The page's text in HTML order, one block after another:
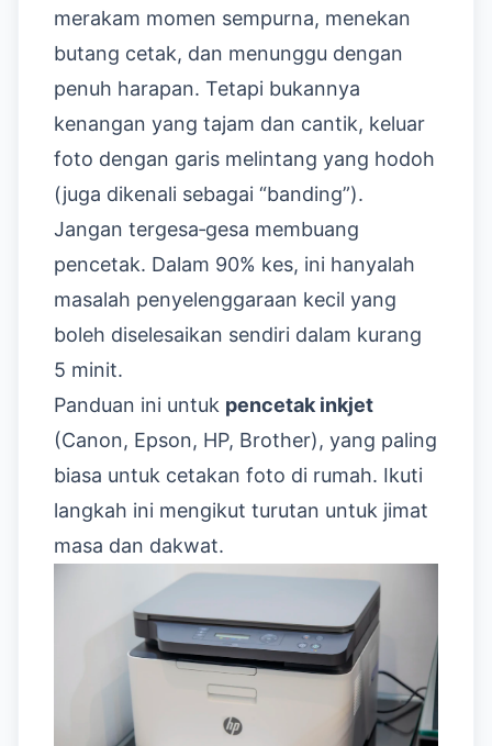
merakam momen sempurna, menekan
butang cetak, dan menunggu dengan
penuh harapan. Tetapi bukannya
kenangan yang tajam dan cantik, keluar
foto dengan garis melintang yang hodoh
(juga dikenali sebagai “banding”).
Jangan tergesa‑gesa membuang
pencetak. Dalam 90% kes, ini hanyalah
masalah penyelenggaraan kecil yang
boleh diselesaikan sendiri dalam kurang
5 minit.
Panduan ini untuk pencetak inkjet
(Canon, Epson, HP, Brother), yang paling
biasa untuk cetakan foto di rumah. Ikuti
langkah ini mengikut turutan untuk jimat
masa dan dakwat.